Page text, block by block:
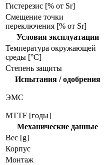
Гистерезис [% от Sr]
Смещение точки
переключения [% от Sr]
Условия эксплуатации
Температура окружающей
среды [°C]
Степень защиты
Испытания / одобрения
ЭMC
MTTF [годы]
Механические данные
Вес [g]
Корпус
Монтаж